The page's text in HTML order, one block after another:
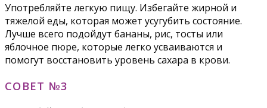
Употребляйте легкую пищу. Избегайте жирной и
тяжелой еды, которая может усугубить состояние.
Лучше всего подойдут бананы, рис, тосты или
яблочное пюре, которые легко усваиваются и
помогут восстановить уровень сахара в крови.
СОВЕТ №3